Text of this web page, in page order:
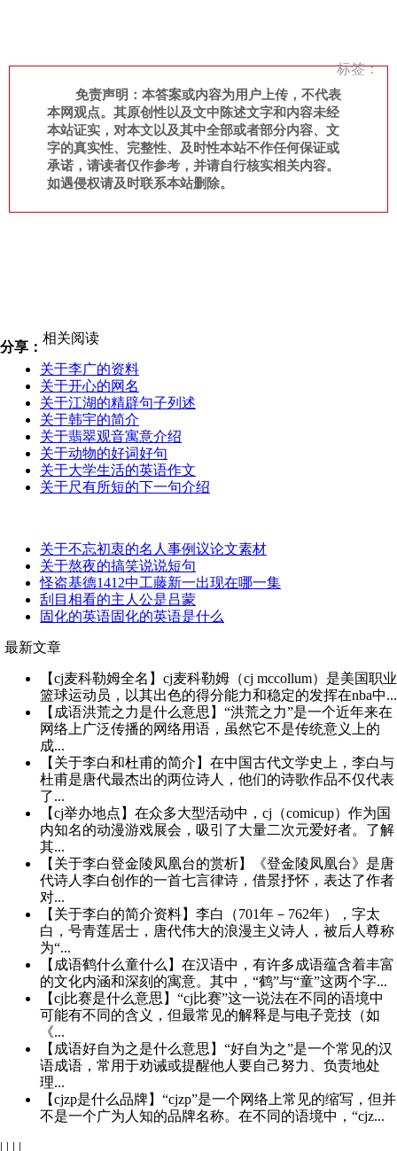
标签：
免责声明：本答案或内容为用户上传，不代表
本网观点。其原创性以及文中陈述文字和内容未经
本站证实，对本文以及其中全部或者部分内容、文
字的真实性、完整性、及时性本站不作任何保证或
承诺，请读者仅作参考，并请自行核实相关内容。
如遇侵权请及时联系本站删除。
分享：
相关阅读
关于李广的资料
关于开心的网名
关于江湖的精辟句子列述
关于韩宇的简介
关于翡翠观音寓意介绍
关于动物的好词好句
关于大学生活的英语作文
关于尺有所短的下一句介绍
关于不忘初衷的名人事例议论文素材
关于熬夜的搞笑说说短句
怪盗基德1412中工藤新一出现在哪一集
刮目相看的主人公是吕蒙
固化的英语固化的英语是什么
最新文章
【cj麦科勒姆全名】cj麦科勒姆（cj mccollum）是美国职业
篮球运动员，以其出色的得分能力和稳定的发挥在nba中...
【成语洪荒之力是什么意思】“洪荒之力”是一个近年来在
网络上广泛传播的网络用语，虽然它不是传统意义上的
成...
【关于李白和杜甫的简介】在中国古代文学史上，李白与
杜甫是唐代最杰出的两位诗人，他们的诗歌作品不仅代表
了...
【cj举办地点】在众多大型活动中，cj（comicup）作为国
内知名的动漫游戏展会，吸引了大量二次元爱好者。了解
其...
【关于李白登金陵凤凰台的赏析】《登金陵凤凰台》是唐
代诗人李白创作的一首七言律诗，借景抒怀，表达了作者
对...
【关于李白的简介资料】李白（701年－762年），字太
白，号青莲居士，唐代伟大的浪漫主义诗人，被后人尊称
为“...
【成语鹤什么童什么】在汉语中，有许多成语蕴含着丰富
的文化内涵和深刻的寓意。其中，“鹤”与“童”这两个字...
【cj比赛是什么意思】“cj比赛”这一说法在不同的语境中
可能有不同的含义，但最常见的解释是与电子竞技（如
《...
【成语好自为之是什么意思】“好自为之”是一个常见的汉
语成语，常用于劝诫或提醒他人要自己努力、负责地处
理...
【cjzp是什么品牌】“cjzp”是一个网络上常见的缩写，但并
不是一个广为人知的品牌名称。在不同的语境中，“cjz...
| | | |